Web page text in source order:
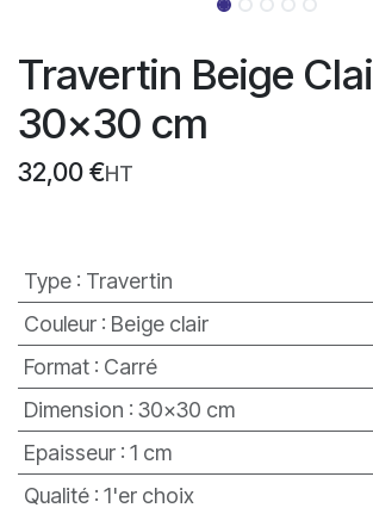
Travertin Beige
30x30 cm
32,00 €HT
Type: Travertin
Couleur: Beige clair
Format: Carré
Dimension : 30x30 cm
Epaisseur: 1 cm
Qualité: 1'er choix